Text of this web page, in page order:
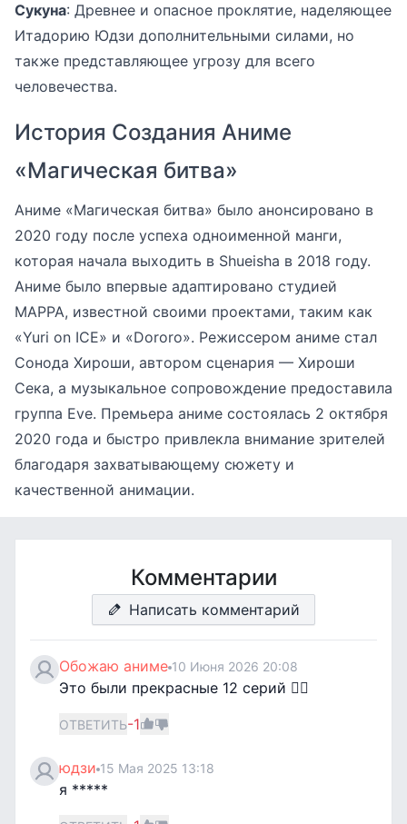
Сукуна: Древнее и опасное проклятие, наделяющее
Итадорию Юдзи дополнительными силами, но
также представляющее угрозу для всего
человечества.
История Создания Аниме
«Магическая битва»
Аниме «Магическая битва» было анонсировано в
2020 году после успеха одноименной манги,
которая начала выходить в Shueisha в 2018 году.
Аниме было впервые адаптировано студией
MAPPA, известной своими проектами, таким как
«Yuri on ICE» и «Dororo». Режиссером аниме стал
Сонода Хироши, автором сценария — Хироши
Сека, а музыкальное сопровождение предоставила
группа Eve. Премьера аниме состоялась 2 октября
2020 года и быстро привлекла внимание зрителей
благодаря захватывающему сюжету и
качественной анимации.
Комментарии
Написать комментарий
Обожаю аниме 10 Июня 2026 20:08
Это были прекрасные 12 серий 😮‍💨
ОТВЕТИТЬ-1
юдзи 15 Мая 2025 13:18
я *****